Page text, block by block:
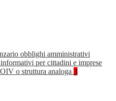
obblighi amministrativi
per cittadini e imprese
o struttura analoga 3